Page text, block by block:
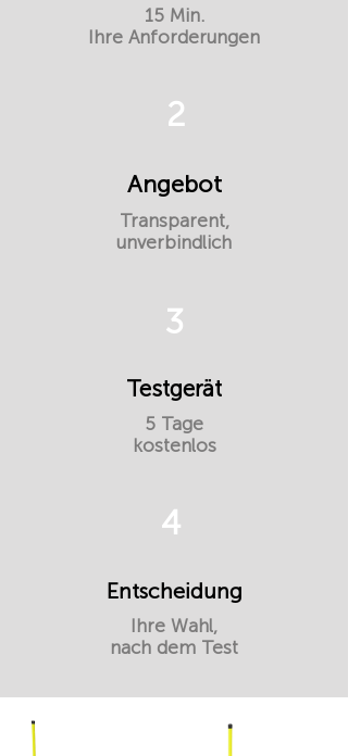
15 Min.
Ihre Anforderungen
2
Angebot
Transparent,
unverbindlich
3
Testgerät
5 Tage
kostenlos
4
Entscheidung
Ihre Wahl,
nach dem Test